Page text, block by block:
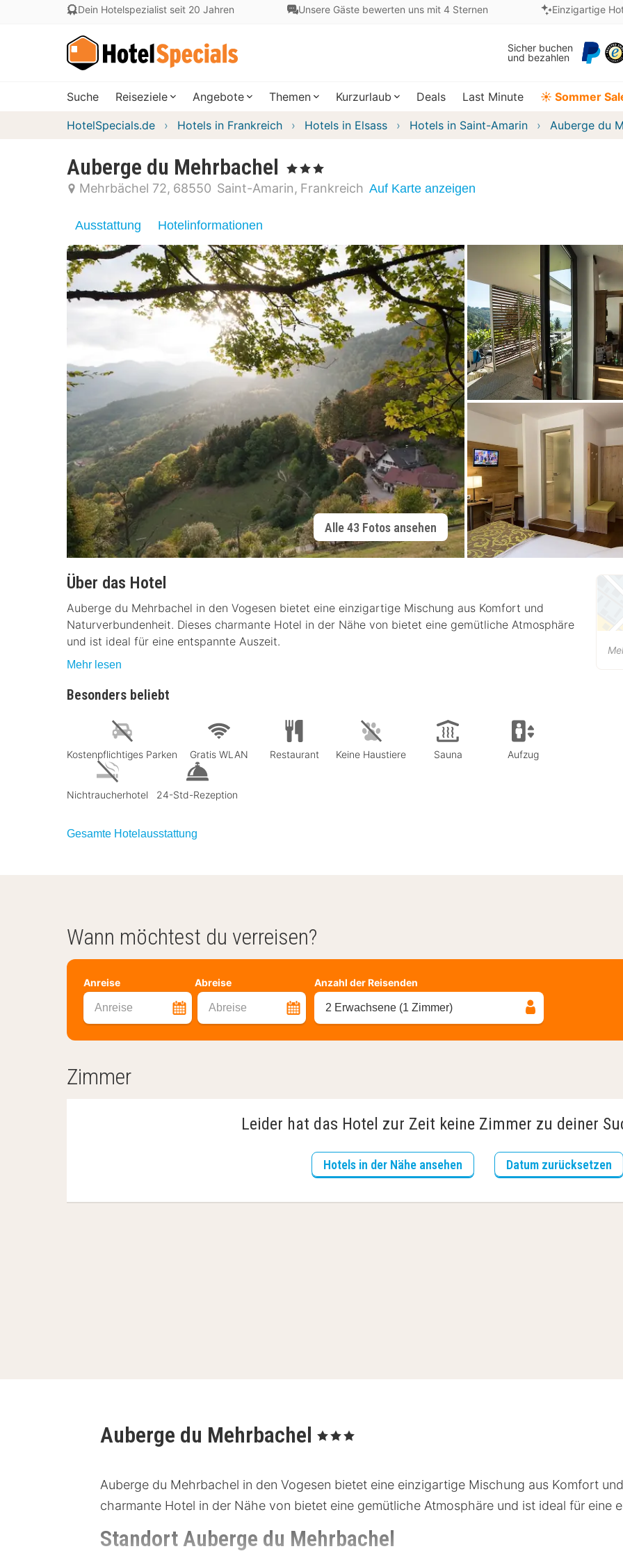
Dein Hotelspezialist seit 20 Jahren Unsere Gäste bewerten uns mit 4 Sternen Einzigartige
Sicher buchen
und bezahlen
Suche Reiseziele Angebote Themen Kurzurlaub Deals Last Minute ☀️ Sommer
HotelSpecials.de Hotels in Frankreich Hotels in Elsass Hotels in Saint-Amarin Auberge du
Auberge du Mehrbachel , 3 Sterne
Mehrbächel 72 68550 Saint-Amarin Frankreich Auf Karte anzeigen
Ausstattung Hotelinformationen
Alle 43 Fotos ansehen
Über das Hotel
Auberge du Mehrbachel in den Vogesen bietet eine einzigartige Mischung aus Komfort und
Naturverbundenheit. Dieses charmante Hotel in der Nähe von bietet eine gemütliche Atmosphäre
und ist ideal für eine entspannte Auszeit.
Mehr lesen
Besonders beliebt
Kostenpflichtiges Parken Gratis WLAN Restaurant Keine Haustiere Sauna Aufzug
Nichtraucherhotel 24-Std-Rezeption
Gesamte Hotelausstattung
Wann möchtest du verreisen?
Anreise Abreise
Anreise Abreise
Anzahl der Reisenden
2 Erwachsene (1 Zimmer)
Zimmer
Leider hat das Hotel zur Zeit keine Zimmer zu deiner
Hotels in der Nähe ansehen Datum zurücksetzen
Auberge du Mehrbachel , 3 Sterne
Auberge du Mehrbachel in den Vogesen bietet eine einzigartige Mischung aus Komfort
charmante Hotel in der Nähe von bietet eine gemütliche Atmosphäre und ist ideal für eine
Standort Auberge du Mehrbachel